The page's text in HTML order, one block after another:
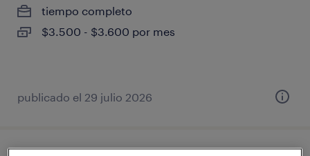
tiempo completo
$3.500 - $3.600 por mes
publicado el 29 julio 2026